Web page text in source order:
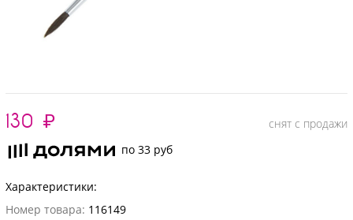
130 ₽
снят с продажи
по 33 руб
Характеристики:
Номер товара: 116149